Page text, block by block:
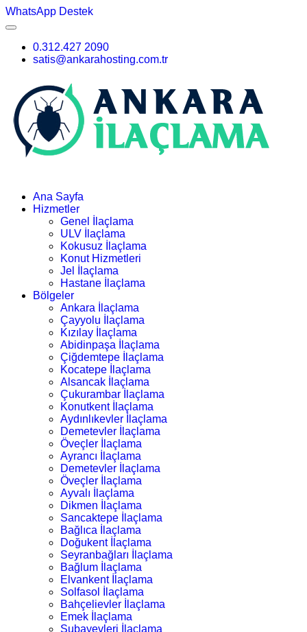
WhatsApp Destek
0.312.427 2090
satis@ankarahosting.com.tr
Ana Sayfa
Hizmetler
Genel İlaçlama
ULV İlaçlama
Kokusuz İlaçlama
Konut Hizmetleri
Jel İlaçlama
Hastane İlaçlama
Bölgeler
Ankara İlaçlama
Çayyolu İlaçlama
Kızılay İlaçlama
Abidinpaşa İlaçlama
Çiğdemtepe İlaçlama
Kocatepe İlaçlama
Alsancak İlaçlama
Çukurambar İlaçlama
Konutkent İlaçlama
Aydınlıkevler İlaçlama
Demetevler İlaçlama
Öveçler İlaçlama
Ayrancı İlaçlama
Demetevler İlaçlama
Öveçler İlaçlama
Ayvalı İlaçlama
Dikmen İlaçlama
Sancaktepe İlaçlama
Bağlıca İlaçlama
Doğukent İlaçlama
Seyranbağları İlaçlama
Bağlum İlaçlama
Elvankent İlaçlama
Solfasol İlaçlama
Bahçelievler İlaçlama
Emek İlaçlama
Subayevleri İlaçlama